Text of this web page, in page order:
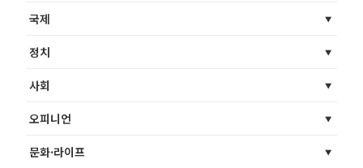
국제
정치
사회
오피니언
문화·라이프